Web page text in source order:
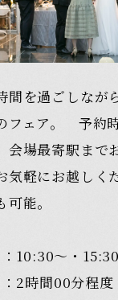
間を過ごしなが
フェア。 予約
会場最寄駅まで
気軽にお越しく
能。
：10:30～・
：2時間00分程度